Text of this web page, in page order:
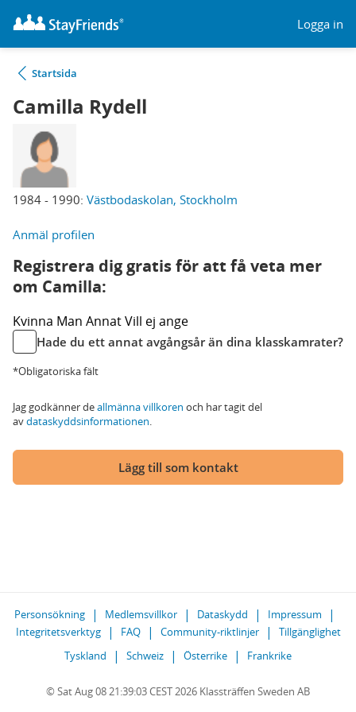
Logga in
Startsida
Camilla Rydell
1984 - 1990: Västbodaskolan, Stockholm
Anmäl profilen
Registrera dig gratis för att få veta mer
om Camilla:
Kvinna Man AnnatVill ej ange
Hade du ett annat avgångsår än dina klasskamrater?
*Obligatoriska fält
Jag godkänner deallmänna villkoren och har tagit del
avdataskyddsinformationen.
Lägg till som kontakt
Personsökning Medlemsvillkor Dataskydd
Impressum
Integritetsverktyg
FAQ Community-riktlinjer
Tillgänglighet
Tyskland
Schweiz Österrike Frankrike
© Sat Aug 08 21:39:03 CEST 2026 Klassträffen Sweden AB